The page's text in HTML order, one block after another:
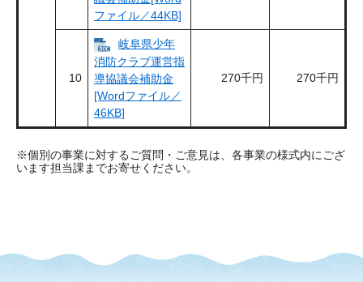
ファイル／44KB]
10
岐阜県少年
消防クラブ運営指
導協議会補助金
[Wordファイル／
46KB]
270千円 270千円
※個別の事業に対するご質問・ご意見は、各事業の様式内にござ
います担当課までお寄せください。​